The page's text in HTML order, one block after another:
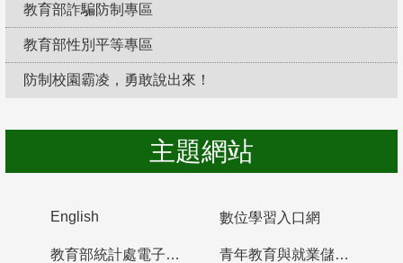
教育部詐騙防制專區
教育部性別平等專區
防制校園霸凌，勇敢說出來！
主題網站
English 數位學習入口網
教育部統計處電子書櫃 青年教育與就業儲蓄帳戶